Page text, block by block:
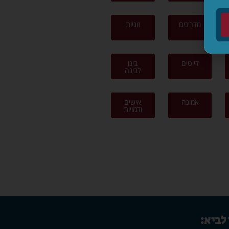
מדריכים זוגיות
דייטים בינו
לבינה
אמונה אישים
ודמויות
לביא: